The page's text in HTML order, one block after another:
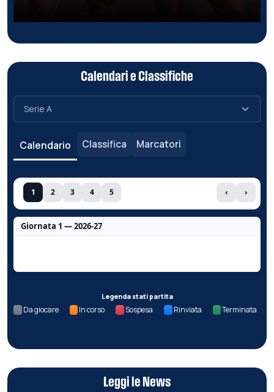
Calendari e Classifiche
Calendario Classifica Marcatori
1 2 3 4 5 ‹ ›
Giornata 1 — 2026-27
Legenda stati partita
Da giocare In corso Sospesa Rinviata Terminata
Leggi le News